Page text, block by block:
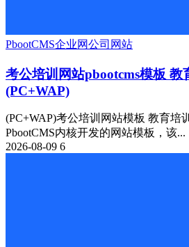
PbootCMS企业网公司网站
考公培训网站pbootcms模板 教
(PC+WAP)
(PC+WAP)考公培训网站模板 教育培
PbootCMS内核开发的网站模板，该...
2026-08-09 6